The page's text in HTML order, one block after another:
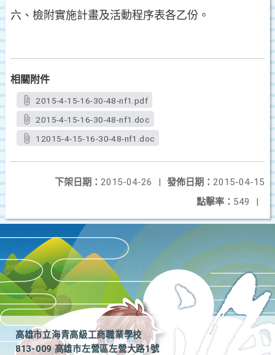
六、檢附實施計畫及活動程序表各乙份。
相關附件
2015-4-15-16-30-48-nf1.pdf
2015-4-15-16-30-48-nf1.doc
12015-4-15-16-30-48-nf1.doc
發佈日期： 2015-04-15
下架日期： 2015-04-26
|
點擊率： 549 |
高雄市立海青高級工商職業學校
813-009 高雄市左營區左營大路1號